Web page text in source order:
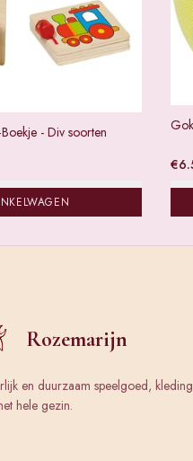
- Div soorten
€
Rozemarijn
en duurzaam speelgoed,
hele gezin.